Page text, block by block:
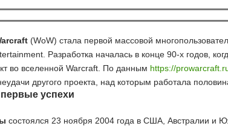
(WoW) стала первой массовой
Разработка началась в конце 90-х годов,
во вселенной Warcraft. По данным https://
другого проекта, над которым работала
успехи
состоялся 23 ноября 2004 года в США, Австралии и